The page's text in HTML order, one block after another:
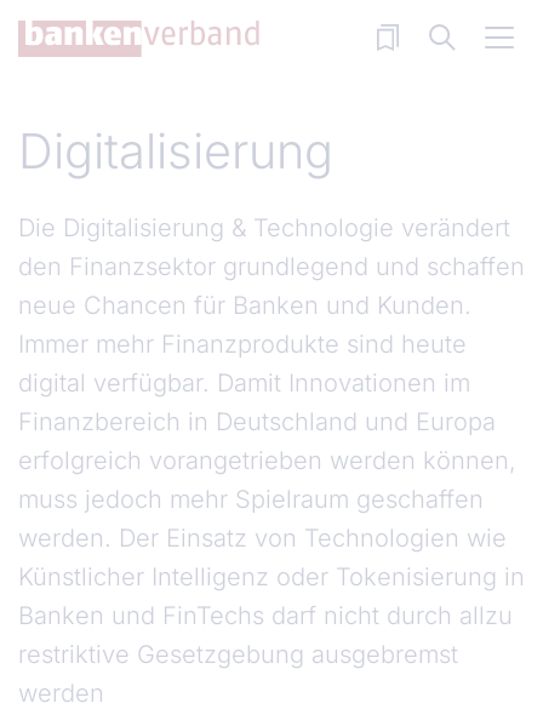
Direkt zum Inhalt
Digitalisierung
Die Digitalisierung & Technologie verändert
den Finanzsektor grundlegend und schaffen
neue Chancen für Banken und Kunden.
Immer mehr Finanzprodukte sind heute
digital verfügbar. Damit Innovationen im
Finanzbereich in Deutschland und Europa
erfolgreich vorangetrieben werden können,
muss jedoch mehr Spielraum geschaffen
werden. Der Einsatz von Technologien wie
Künstlicher Intelligenz oder Tokenisierung in
Banken und FinTechs darf nicht durch allzu
restriktive Gesetzgebung ausgebremst
werden